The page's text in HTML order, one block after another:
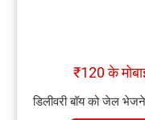
₹120 के
डिलीवरी बॉय को जेल